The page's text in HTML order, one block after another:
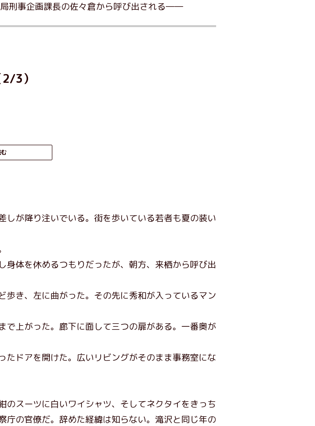
刑事企画課長の佐々倉から呼び出される――
3）
が降り注いでいる。街を歩いている若者も夏の装い
体を休めるつもりだったが、朝方、来栖から呼び出
き、左に曲がった。その先に秀和が入っているマン
上がった。廊下に面して三つの扉がある。一番奥が
ドアを開けた。広いリビングがそのまま事務室にな
スーツに白いワイシャツ、そしてネクタイをきっち
庁の官僚だ。辞めた経緯は知らない。滝沢と同じ年の